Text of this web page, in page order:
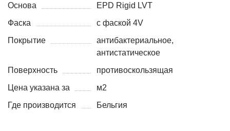
Основа
EPD Rigid LVT
Фаска
с фаской 4V
Покрытие
антибактериальное,
антистатическое
Поверхность
противоскользящая
Цена указана за
м2
Где производится
Бельгия